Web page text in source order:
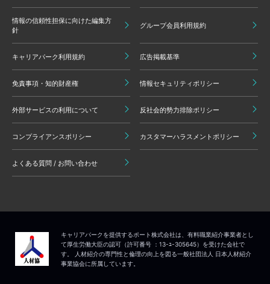
情報の信頼性担保に向けた編集方
針
グループ会員利用規約
キャリアパーク利用規約 広告掲載基準
免責事項・知的財産権 情報セキュリティポリシー
外部サービスの利用について 反社会的勢力排除ポリシー
コンプライアンスポリシー カスタマーハラスメントポリシー
よくある質問 / お問い合わせ